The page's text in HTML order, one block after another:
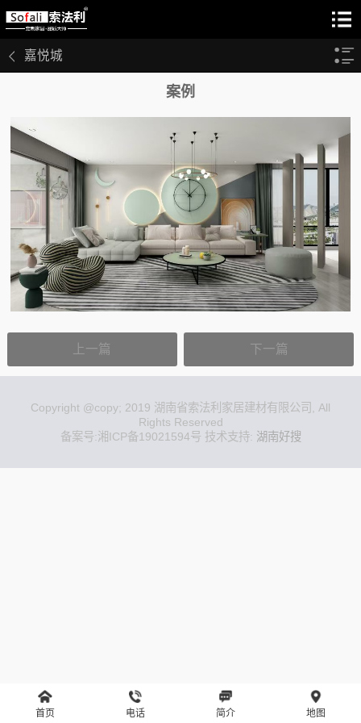
嘉悦城
案例
上一篇 下一篇
Copyright @copy; 2019 湖南省索法利家居建材有限公司, All
Rights Reserved
备案号:湘ICP备19021594号 技术支持: 湖南好搜
首页 电话 简介 地图